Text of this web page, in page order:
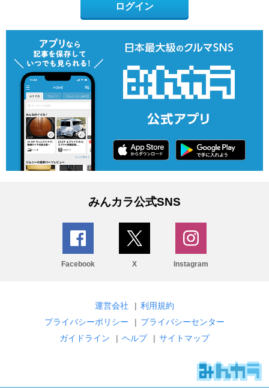
ログイン
みんカラ公式SNS
Facebook X Instagram
運営会社 | 利用規約
プライバシーポリシー
| プライバシーセンター
ガイドライン
| ヘルプ | サイトマップ